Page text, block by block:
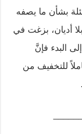
بشأن ما يصفه
أديان، بزغت في
البدء فإنَّ
للتخفيف من